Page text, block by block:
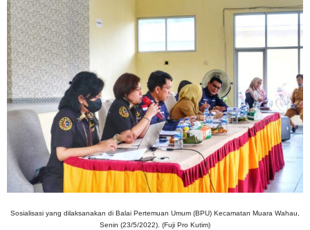
Sosialisasi yang dilaksanakan di Balai Pertemuan Umum (BPU) Kecamatan Muara Wahau,
Senin (23/5/2022). (Fuji Pro Kutim)